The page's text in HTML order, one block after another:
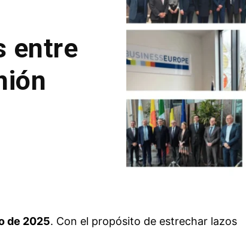
entre
de 2025. Con el propósito de estrechar lazos